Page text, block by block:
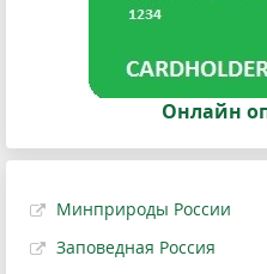
Онлайн
Минприроды России
Заповедная Россия